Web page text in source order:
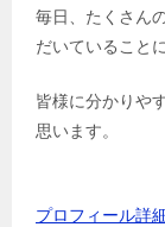
毎日、たくさん
だいていること
皆様に分かりや
思います。
プロフィール詳